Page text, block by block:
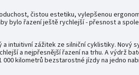
čistou estetiku, vylepšenou
bylo řazení ještě rychlejší - přesnost a
intuitivní zážitek ze silniční cyklistiky. Nový
a nejpřesnější řazení na trhu. A výdrž
kilometrů bezstarostné jízdy na jedno